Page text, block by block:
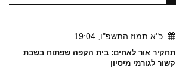
כ"א תמוז התשפ"ו, 19:04
תחקיר אור לאחים: בית הקפה שפתוח בשבת
קשור לגורמי מיסיון